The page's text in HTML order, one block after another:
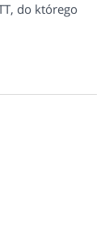
do którego